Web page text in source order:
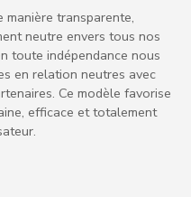
transparente,
neutre envers tous nos
toute indépendance nous
en relation neutres avec
Ce modèle favorise
efficace et totalement